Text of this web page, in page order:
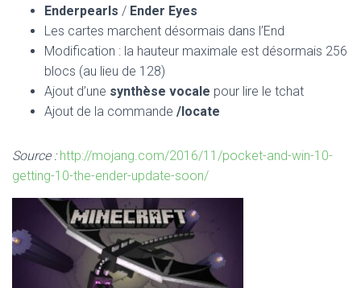
Enderpearls / Ender Eyes
Les cartes marchent désormais dans l’End
Modification : la hauteur maximale est désormais 256
blocs (au lieu de 128)
Ajout d’une synthèse vocale pour lire le tchat
Ajout de la commande /locate
Source : http://mojang.com/2016/11/pocket-and-win-10-
getting-10-the-ender-update-soon/